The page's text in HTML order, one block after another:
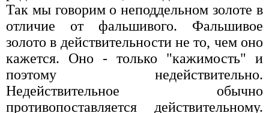
Так мы говорим о неподдельном золоте в
отличие от фальшивого. Фальшивое
золото в действительности не то, чем оно
кажется. Оно - только "кажимость" и
поэтому недействительно.
Недействительное обычно
противопоставляется действительному.